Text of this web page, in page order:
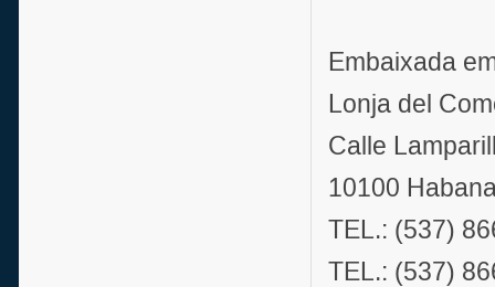
Embaixada
Lonja del
Calle
10100
TEL.: (537)
TEL.: (537)